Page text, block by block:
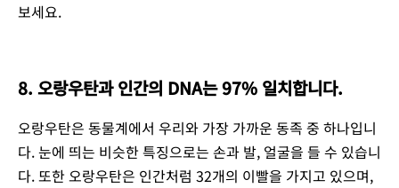
보세요.
8. 오랑우탄과 인간의 DNA는 97% 일치합니다.
오랑우탄은 동물계에서 우리와 가장 가까운 동족 중 하나입니
다. 눈에 띄는 비슷한 특징으로는 손과 발, 얼굴을 들 수 있습니
다. 또한 오랑우탄은 인간처럼 32개의 이빨을 가지고 있으며,